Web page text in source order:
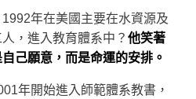
年在美國主要在水資源及
，進入教育體系中？ 他笑著
己願意，而是命運的安排。
年開始進入師範體系教書，